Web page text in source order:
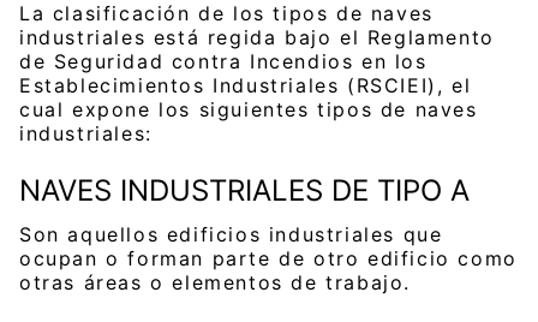
La clasificación de los tipos de naves
industriales está regida bajo el Reglamento
de Seguridad contra Incendios en los
Establecimientos Industriales (RSCIEI), el
cual expone los siguientes tipos de naves
industriales:
NAVES INDUSTRIALES DE TIPO A
Son aquellos edificios industriales que
ocupan o forman parte de otro edificio como
otras áreas o elementos de trabajo.